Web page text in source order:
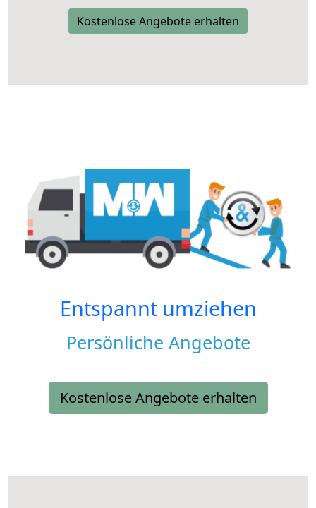
Kostenlose Angebote erhalten
Entspannt umziehen
Persönliche Angebote
Kostenlose Angebote erhalten